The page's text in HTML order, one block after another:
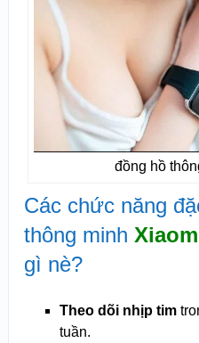
đồng hồ
Các chức năng
thông minh
gì nè?
Theo dõi nhịp tim
tuần.